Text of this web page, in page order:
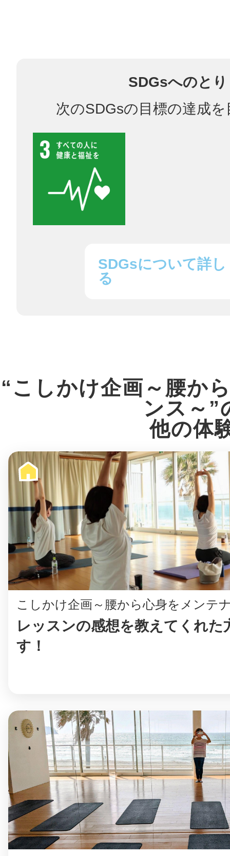
SDGsへのと
次のSDGsの目標の達成
SDGsについて詳し
る
“こしかけ企画～腰か
ンス～”
他の体
こしかけ企画～腰から心身をメンテ
レッスンの感想を教えてくれた
す！
日立
プライバシーポ
©︎ KAYAC Inc.All